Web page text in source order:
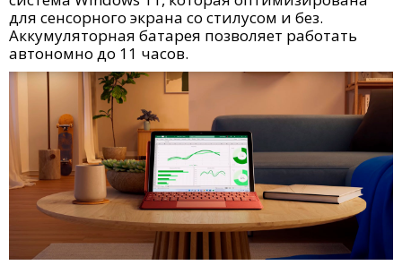
для сенсорного экрана со стилусом и без.
Аккумуляторная батарея позволяет работать
автономно до 11 часов.